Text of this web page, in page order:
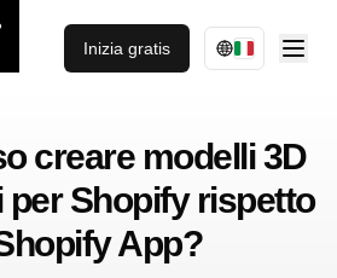
Inizia gratis
creare modelli 3D
per Shopify rispetto
App?